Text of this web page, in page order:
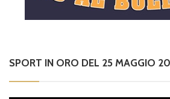
SPORT IN ORO DEL 25 MAGGIO